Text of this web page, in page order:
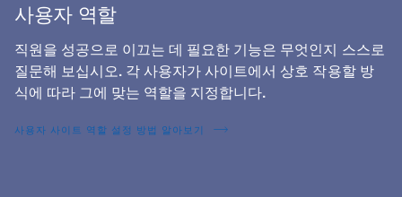
사용자 역할
직원을 성공으로 이끄는 데 필요한 기능은 무엇인지 스스로
질문해 보십시오. 각 사용자가 사이트에서 상호 작용할 방
식에 따라 그에 맞는 역할을 지정합니다.
사용자 사이트 역할 설정 방법 알아보기